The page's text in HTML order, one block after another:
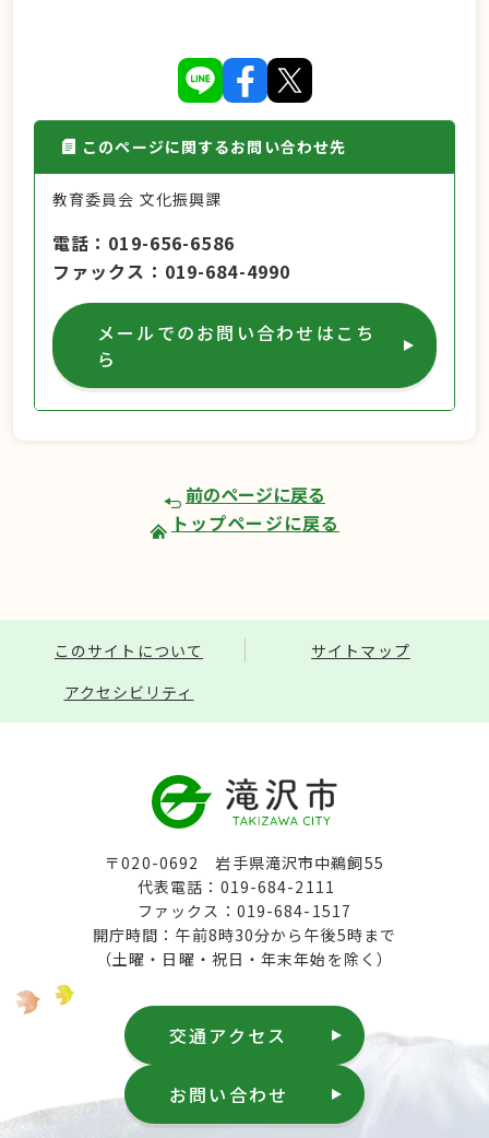
このページに関するお問い合わせ先
教育委員会 文化振興課
電話
019-656-6586
ファックス
019-684-4990
メールでのお問い合わせはこち
ら
前のページに戻る
トップページに戻る
このサイトについて
サイトマップ
アクセシビリティ
〒020-0692 岩手県滝沢市中鵜飼55
代表電話：019-684-2111
ファックス：019-684-1517
開庁時間：午前8時30分から午後5時まで
（土曜・日曜・祝日・年末年始を除く）
交通アクセス
お問い合わせ